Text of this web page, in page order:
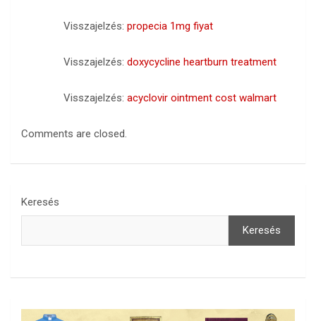
Visszajelzés: propecia 1mg fiyat
Visszajelzés: doxycycline heartburn treatment
Visszajelzés: acyclovir ointment cost walmart
Comments are closed.
Keresés
Keresés